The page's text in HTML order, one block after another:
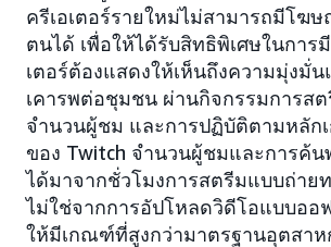
ครีเอเตอร์รายใหม่ไม่สามารถมีโฆ
ตนได้ เพื่อให้ได้รับสิทธิพิเศษในการ
เตอร์ต้องแสดงให้เห็นถึงความมุ่งมั่
เคารพต่อชุมชน ผ่านกิจกรรมการส
จำนวนผู้ชม และการปฏิบัติตามหลั
ของ Twitch จำนวนผู้ชมและการค้น
ได้มาจากชั่วโมงการสตรีมแบบถ่าย
ไม่ใช่จากการอัปโหลดวิดีโอแบบออ
ให้มีเกณฑ์ที่สูงกว่ามาตรฐานอุตสาห